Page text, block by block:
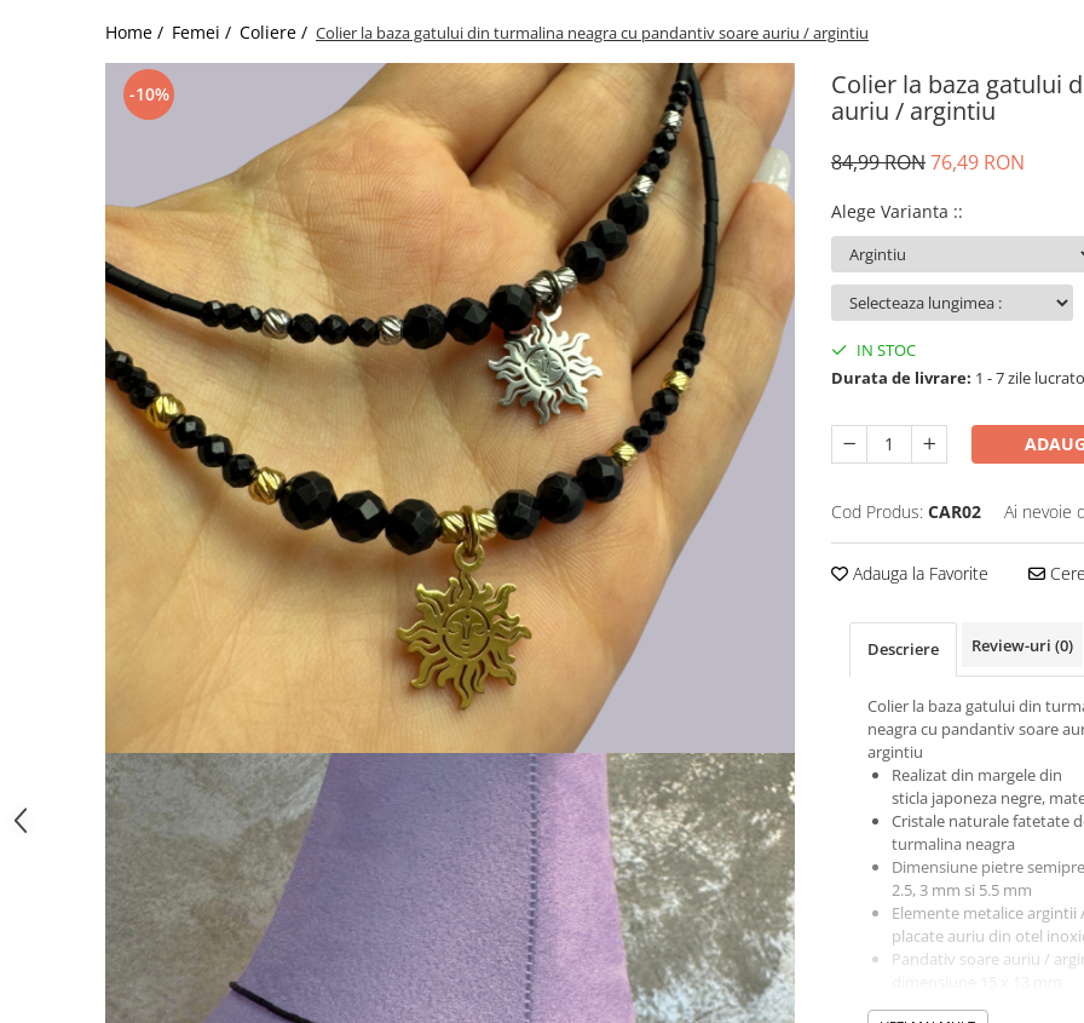
Home / Femei / Coliere / Colier la baza gatului din turmalina neagra cu pandantiv soare auriu / argintiu
-10%
Colier la baza gatului
auriu / argintiu
84,99 RON76,49 RON
Alege Varianta ::
IN STOC
Durata de livrare: 1 - 7 zile
Cod Produs: CAR02 Ai nevoie
Adauga la Favorite
Descriere Review-uri (0)
Colier la baza gatului din
neagra cu pandantiv soare
argintiu
Realizat din margele din
sticla japoneza negre,
Cristale naturale fatetate
turmalina neagra
Dimensiune pietre
2.5, 3 mm si 5.5 mm
Elemente metalice argintii
placate auriu din otel
Pandativ soare auriu /
Sistem de inchidere cu